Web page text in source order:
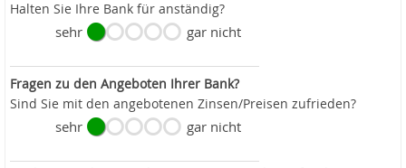
Halten Sie Ihre Bank für anständig?
sehr gar nicht
Fragen zu den Angeboten Ihrer Bank?
Sind Sie mit den angebotenen Zinsen/Preisen zufrieden?
sehr gar nicht